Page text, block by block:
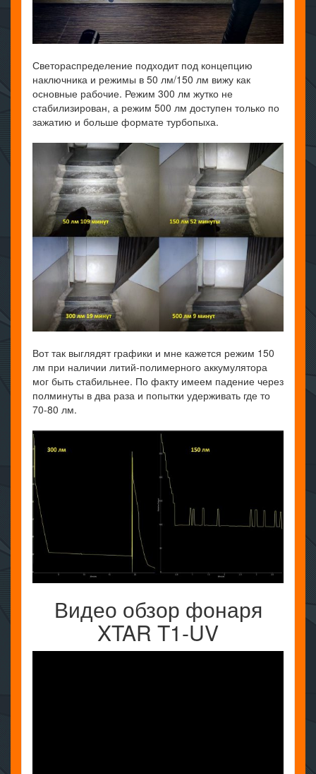
Светораспределение подходит под концепцию
наключника и режимы в 50 лм/150 лм вижу как
основные рабочие. Режим 300 лм жутко не
стабилизирован, а режим 500 лм доступен только по
зажатию и больше формате турбопыха.
Вот так выглядят графики и мне кажется режим 150
лм при наличии литий-полимерного аккумулятора
мог быть стабильнее. По факту имеем падение через
полминуты в два раза и попытки удерживать где то
70-80 лм.
Видео обзор фонаря
XTAR T1-UV